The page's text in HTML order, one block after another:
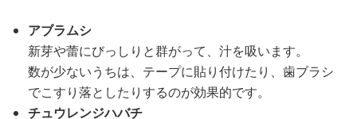
アブラムシ
新芽や蕾にびっしりと群がって、汁を吸います。
数が少ないうちは、テープに貼り付けたり、歯ブラシ
でこすり落としたりするのが効果的です。
チュウレンジハバチ